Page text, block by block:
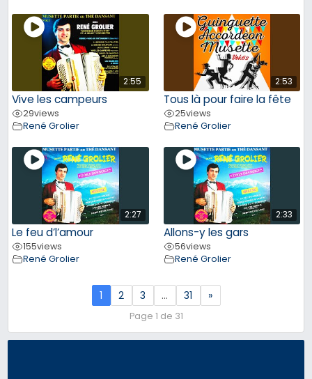
2:55
Vive les campeurs
29views
René Grolier
2:53
Tous là pour faire la fête
25views
René Grolier
2:27
Le feu d’l’amour
155views
René Grolier
2:33
Allons-y les gars
56views
René Grolier
1 2 3 … 31 »
Page 1 de 31